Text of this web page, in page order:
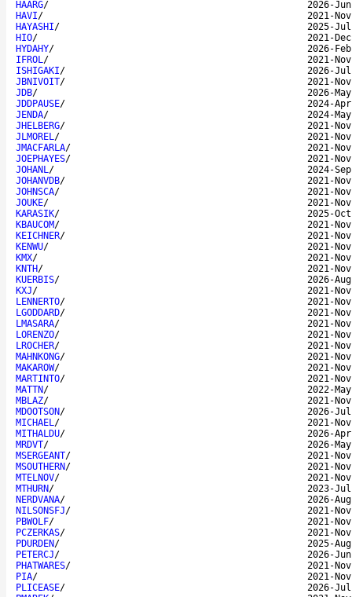
HAARG/
2026-
HAVI/
2021-
HAYASHI/
2025-
HIO/
2021-
HYDAHY/
2026-
IFROL/
2021-
ISHIGAKI/
2026-
JBNIVOIT/
2021-
JDB/
2026-
JDDPAUSE/
2024-
JENDA/
2024-
JHELBERG/
2021-
JLMOREL/
2021-
JMACFARLA/
2021-
JOEPHAYES/
2021-
JOHANL/
2024-
JOHANVDB/
2021-
JOHNSCA/
2021-
JOUKE/
2021-
KARASIK/
2025-
KBAUCOM/
2021-
KEICHNER/
2021-
KENWU/
2021-
KMX/
2021-
KNTH/
2021-
KUERBIS/
2026-
KXJ/
2021-
LENNERTO/
2021-
LGODDARD/
2021-
LMASARA/
2021-
LORENZO/
2021-
LROCHER/
2021-
MAHNKONG/
2021-
MAKAROW/
2021-
MARTINTO/
2021-
MATTN/
2022-
MBLAZ/
2021-
MDOOTSON/
2026-
MICHAEL/
2021-
MITHALDU/
2026-
MRDVT/
2026-
MSERGEANT/
2021-
MSOUTHERN/
2021-
MTELNOV/
2021-
MTHURN/
2023-
NERDVANA/
2026-
NILSONSFJ/
2021-
PBWOLF/
2021-
PCZERKAS/
2021-
PDURDEN/
2025-
PETERCJ/
2026-
PHATWARES/
2021-
PIA/
2021-
PLICEASE/
2026-